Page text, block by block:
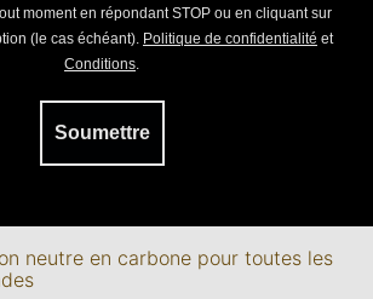
moment en répondant STOP ou en cliquant sur
(le cas échéant). Politique de confidentialité et
Conditions.
Soumettre
neutre en carbone pour toutes les